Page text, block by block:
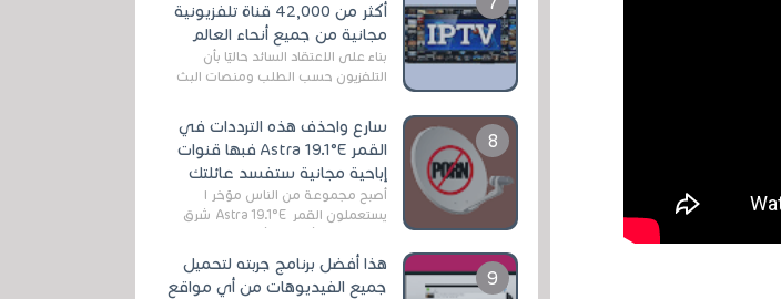
أكثر من 42,000 قناة تلفزيونية
مجانية من جميع أنحاء العالم
بناءً على الاعتقاد السائد حاليًا بأن
التلفزيون حسب الطلب ومنصات البث
سارع واحذف هذه الترددات في
القمر Astra 19.1°E فبها قنوات
إباحية مجانية ستفسد عائلتك
أصبح مجموعة من الناس مؤخر ا
يستعملون القمر Astra 19.1°E شرق
وذلك بسبب أن هذا الأخير يتوفرعلى
قنوات مميزة جدا تنقل العديد من البرامج
اله...
هذا أفضل برنامج جربته لتحميل
جميع الفيديوهات من أي مواقع